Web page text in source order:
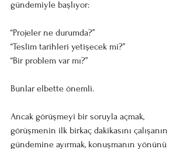
gündemiyle başlıyor:
“Projeler ne durumda?”
“Teslim tarihleri yetişecek mi?”
“Bir problem var mı?”
Bunlar elbette önemli.
Ancak görüşmeyi bir soruyla açmak,
görüşmenin ilk birkaç dakikasını çalışanın
gündemine ayırmak, konuşmanın yönünü